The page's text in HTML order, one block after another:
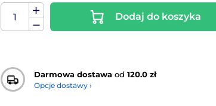
Dodaj do koszyka
Darmowa dostawa od 120.0 zł
Opcje dostawy ›